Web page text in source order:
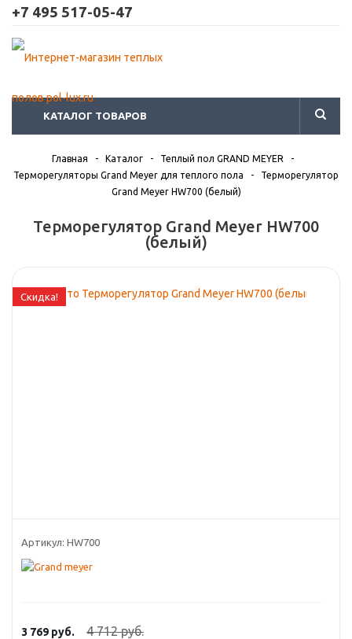
+7 495 517-05-47
КАТАЛОГ ТОВАРОВ
Главная - Каталог - Теплый пол GRAND MEYER
-
Терморегуляторы Grand Meyer для теплого пола
-
Терморегулятор
Grand Meyer HW700 (белый)
Терморегулятор Grand Meyer HW700
(белый)
Скидка!
Артикул: HW700
3 769 руб. 4 712руб.